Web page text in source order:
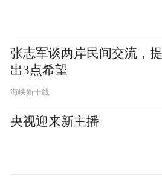
张志军谈两岸民间交流，提
出3点希望
海峡新干线
央视迎来新主播